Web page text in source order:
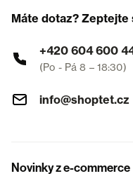
Máte dotaz? Zeptejte
+420 604 600
(Po - Pá 8 – 18:30)
info@shoptet.cz
Novinky z e-commerce